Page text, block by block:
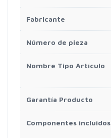
Fabricante
Número de pieza
Nombre Tipo Artículo
Garantía Producto
Componentes incluidos